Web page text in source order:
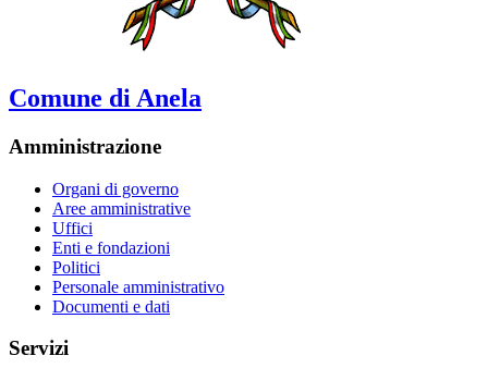
Comune di Anela
Amministrazione
Organi di governo
Aree amministrative
Uffici
Enti e fondazioni
Politici
Personale amministrativo
Documenti e dati
Servizi